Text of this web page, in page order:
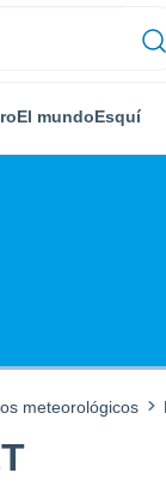
El mundoEsquí
meteorológicos